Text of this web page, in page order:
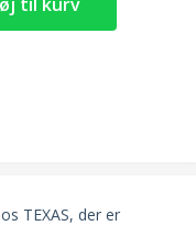
TEXAS, der er